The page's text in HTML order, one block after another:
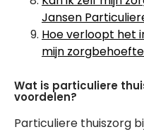
Jansen
Hoe verloopt het
mijn
Wat is particuliere
voordelen?
Particuliere thuiszorg